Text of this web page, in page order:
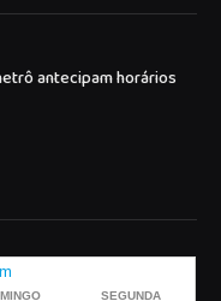
antecipam horários